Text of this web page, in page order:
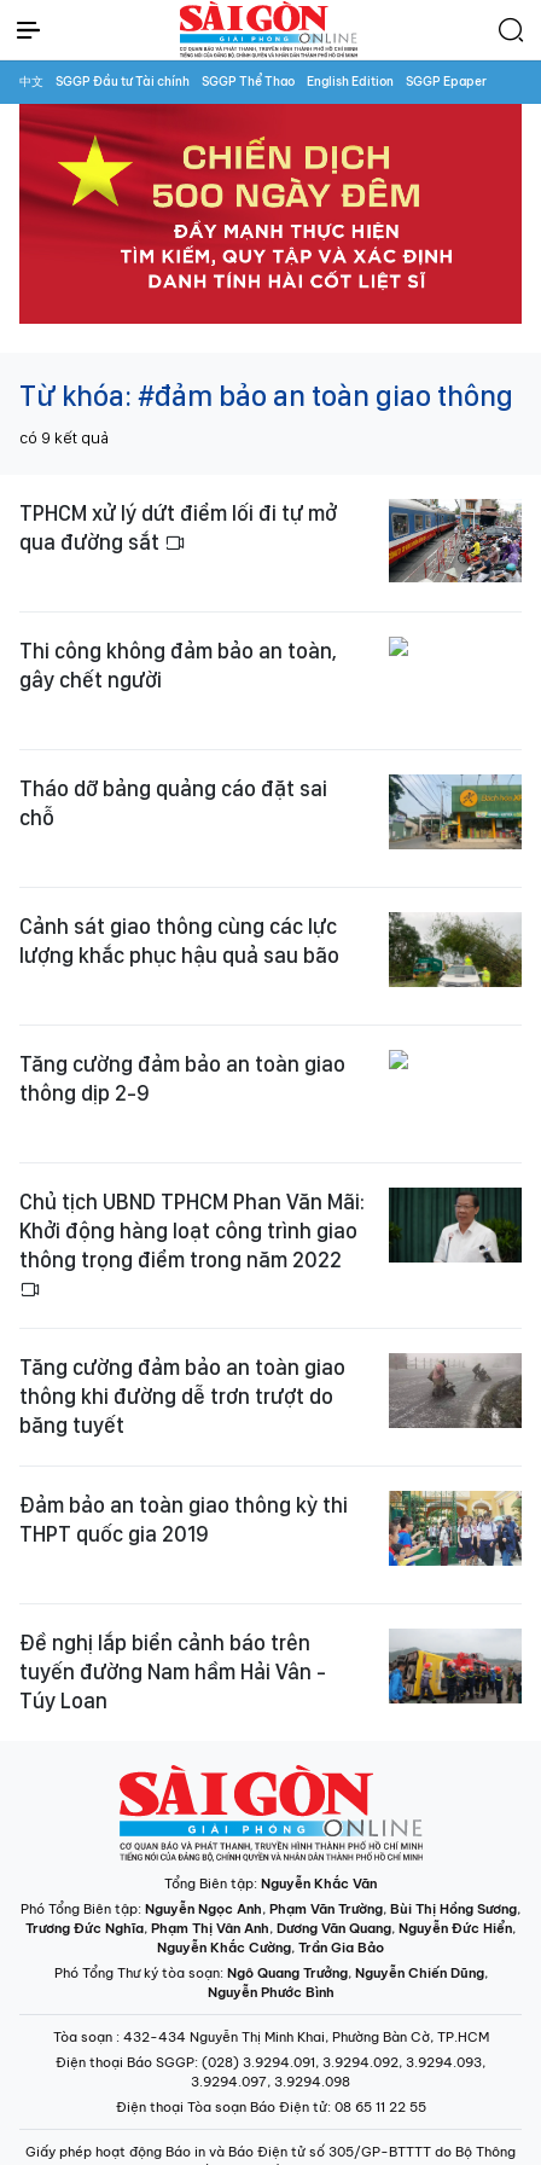
中文 SGGP Đầu tư Tài chính SGGP Thể Thao English Edition SGGP Epaper
Từ khóa: #đảm bảo an toàn giao thông
có 9 kết quả
TPHCM xử lý dứt điểm lối đi tự mở
qua đường sắt
Thi công không đảm bảo an toàn,
gây chết người
Tháo dỡ bảng quảng cáo đặt sai
chỗ
Cảnh sát giao thông cùng các lực
lượng khắc phục hậu quả sau bão
Tăng cường đảm bảo an toàn giao
thông dịp 2-9
Chủ tịch UBND TPHCM Phan Văn Mãi:
Khởi động hàng loạt công trình giao
thông trọng điểm trong năm 2022
Tăng cường đảm bảo an toàn giao
thông khi đường dễ trơn trượt do
băng tuyết
Đảm bảo an toàn giao thông kỳ thi
THPT quốc gia 2019
Đề nghị lắp biển cảnh báo trên
tuyến đường Nam hầm Hải Vân -
Túy Loan
Tổng Biên tập: Nguyễn Khắc Văn
Phó Tổng Biên tập: Nguyễn Ngọc Anh, Phạm Văn Trường, Bùi Thị Hồng Sương,
Trương Đức Nghĩa, Phạm Thị Vân Anh, Dương Văn Quang, Nguyễn Đức Hiển,
Nguyễn Khắc Cường, Trần Gia Bảo
Phó Tổng Thư ký tòa soạn: Ngô Quang Trưởng, Nguyễn Chiến Dũng,
Nguyễn Phước Bình
Tòa soạn : 432-434 Nguyễn Thị Minh Khai, Phường Bàn Cờ, TP.HCM
Điện thoại Báo SGGP: (028) 3.9294.091, 3.9294.092, 3.9294.093,
3.9294.097, 3.9294.098
Điện thoại Tòa soạn Báo Điện tử: 08 65 11 22 55
Giấy phép hoạt động Báo in và Báo Điện tử số 305/GP-BTTTT do Bộ Thông